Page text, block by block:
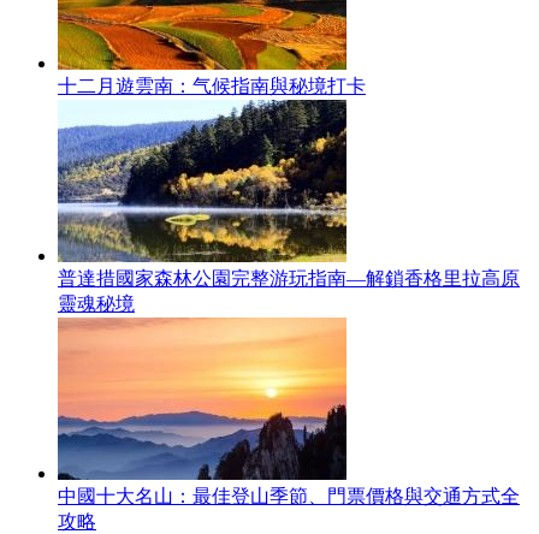
十二月遊雲南：气候指南與秘境打卡
普達措國家森林公園完整游玩指南—解鎖香格里拉高原
靈魂秘境
中國十大名山：最佳登山季節、門票價格與交通方式全
攻略